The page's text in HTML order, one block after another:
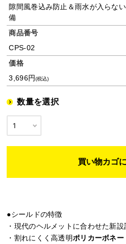
隙間風巻込み防止＆雨水が入らな
備
商品番号
CPS-02
価格
3,696円(税込)
数量を選択
●シールドの特徴
・現代のヘルメットに合わせた新
・割れにくく高透明ポリカーボネー